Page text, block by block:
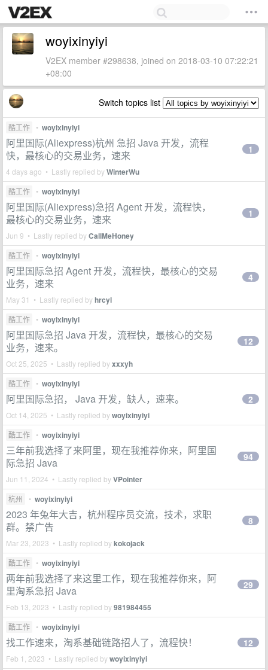
woyixinyiyi
V2EX member #298638, joined on 2018-03-10 07:22:21
+08:00
Switch topics list
酷工作 • woyixinyiyi
阿里国际(Aliexpress)杭州 急招 Java 开发，流程
快，最核心的交易业务，速来
4 days ago • Lastly replied byWinterWu
1
酷工作 • woyixinyiyi
阿里国际(Aliexpress)急招 Agent 开发，流程快，
最核心的交易业务，速来
Jun 9 • Lastly replied byCallMeHoney
1
酷工作 • woyixinyiyi
阿里国际急招 Agent 开发，流程快，最核心的交易
业务，速来
May 31 • Lastly replied byhrcyl
4
酷工作 • woyixinyiyi
阿里国际急招 Java 开发，流程快，最核心的交易
业务，速来。
Oct 25, 2025 • Lastly replied byxxxyh
12
酷工作 • woyixinyiyi
阿里国际急招， Java 开发，缺人，速来。
Oct 14, 2025 • Lastly replied bywoyixinyiyi
2
酷工作 • woyixinyiyi
三年前我选择了来阿里，现在我推荐你来，阿里国
际急招 Java
Jun 11, 2024 • Lastly replied byVPointer
94
杭州 • woyixinyiyi
2023 年兔年大吉，杭州程序员交流，技术，求职
群。禁广告
Mar 23, 2023 • Lastly replied bykokojack
8
酷工作 • woyixinyiyi
两年前我选择了来这里工作，现在我推荐你来，阿
里淘系急招 Java
Feb 13, 2023 • Lastly replied by981984455
29
酷工作 • woyixinyiyi
找工作速来，淘系基础链路招人了，流程快！
Feb 1, 2023 • Lastly replied bywoyixinyiyi
12